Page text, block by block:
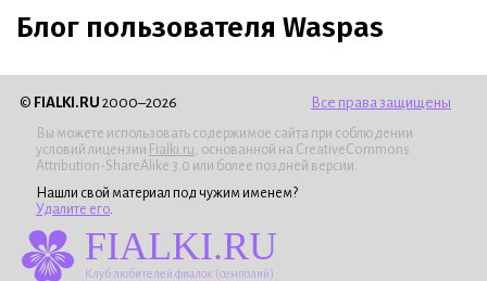
Блог пользователя Waspas
© FIALKI.RU 2000–2026 Все права защищены
Вы можете использовать содержимое сайта при соблюдении
условий лицензии Fialki.ru , основанной на CreativeCommons
Attribution-ShareAlike 3.0 или более поздней версии.
Нашли свой материал под чужим именем?
Удалите его
FIALKI.RU
Клуб любителей фиалок (сенполий)